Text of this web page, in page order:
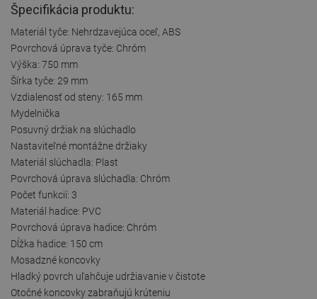
Špecifikácia produktu:
Materiál tyče: Nehrdzavejúca oceľ, ABS
Povrchová úprava tyče: Chróm
Výška: 750 mm
Šírka tyče: 29 mm
Vzdialenosť od steny: 165 mm
Mydelnička
Posuvný držiak na slúchadlo
Nastaviteľné montážne držiaky
Materiál slúchadla: Plast
Povrchová úprava slúchadla: Chróm
Počet funkcií: 3
Materiál hadice: PVC
Povrchová úprava hadice: Chróm
Dĺžka hadice: 150 cm
Mosadzné koncovky
Hladký povrch uľahčuje udržiavanie v čistote
Otočné koncovky zabraňujú krúteniu